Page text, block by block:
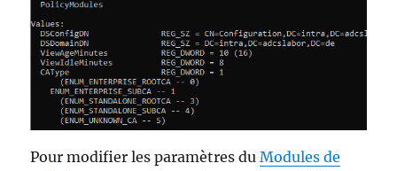
Pour modifier les paramètres duModules de